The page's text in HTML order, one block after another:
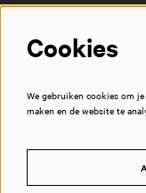
Cookies
We gebruiken cookies om
maken en de website te